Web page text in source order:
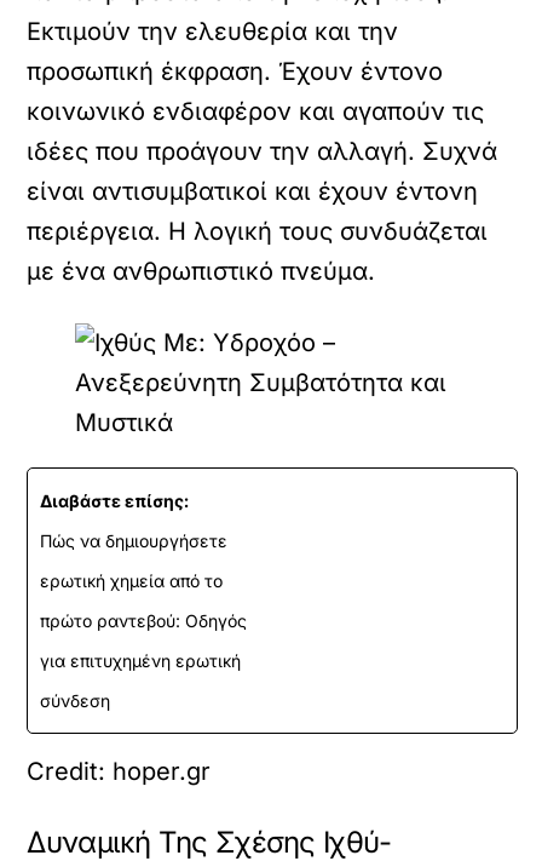
Εκτιμούν την ελευθερία και την
προσωπική έκφραση. Έχουν έντονο
κοινωνικό ενδιαφέρον και αγαπούν τις
ιδέες που προάγουν την αλλαγή. Συχνά
είναι αντισυμβατικοί και έχουν έντονη
περιέργεια. Η λογική τους συνδυάζεται
με ένα ανθρωπιστικό πνεύμα.
Διαβάστε επίσης:
Πώς να δημιουργήσετε
ερωτική χημεία από το
πρώτο ραντεβού: Οδηγός
για επιτυχημένη ερωτική
σύνδεση
Credit: hoper.gr
Δυναμική Της Σχέσης Ιχθύ-